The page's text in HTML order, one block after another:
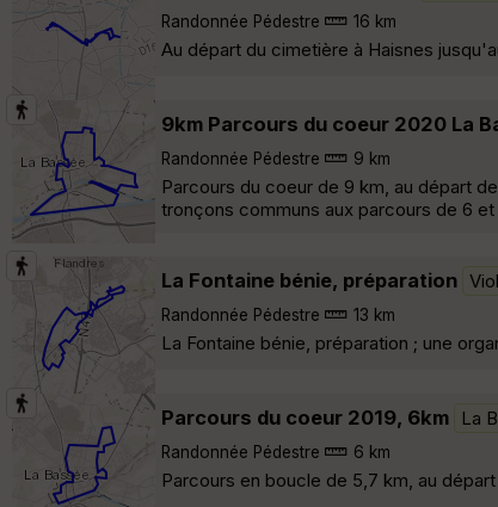
Randonnée Pédestre 16 km
Au départ du cimetière à Haisnes
9km Parcours du coeur 2020 La
Randonnée Pédestre 9 km
Parcours du coeur de 9 km, au départ
tronçons communs aux parcours de 6 et
La Fontaine bénie, préparation
Randonnée Pédestre 13 km
La Fontaine bénie, préparation ; une
Parcours du coeur 2019, 6km La
Randonnée Pédestre 6 km
Parcours en boucle de 5,7 km, au